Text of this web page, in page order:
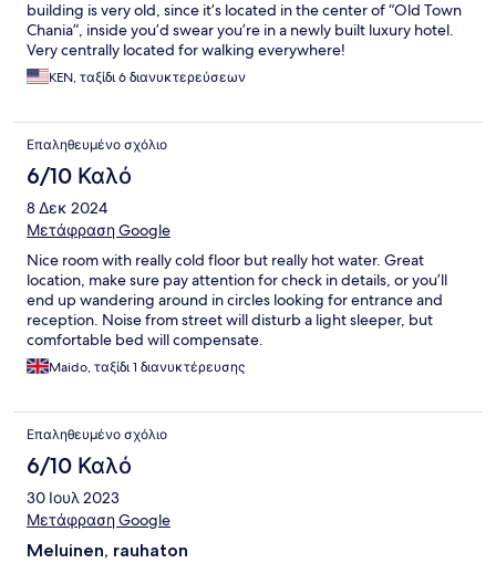
building is very old, since it’s located in the center of “Old Town
Chania”, inside you’d swear you’re in a newly built luxury hotel.
Very centrally located for walking everywhere!
KEN, ταξίδι 6 διανυκτερεύσεων
Επαληθευμένο σχόλιο
6/10 Καλό
8 Δεκ 2024
Μετάφραση Google
Nice room with really cold floor but really hot water. Great
location, make sure pay attention for check in details, or you’ll
end up wandering around in circles looking for entrance and
reception. Noise from street will disturb a light sleeper, but
comfortable bed will compensate.
Maido, ταξίδι 1 διανυκτέρευσης
Επαληθευμένο σχόλιο
6/10 Καλό
30 Ιουλ 2023
Μετάφραση Google
Meluinen, rauhaton